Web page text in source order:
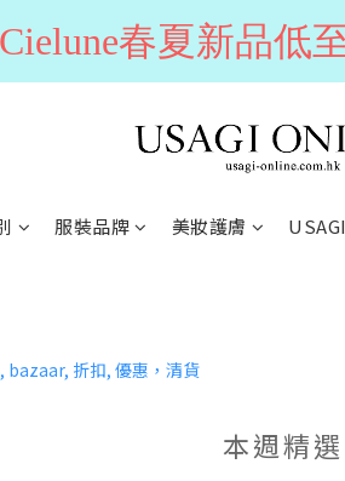
服裝品牌 美妝護膚
本週精選
春夏新品低